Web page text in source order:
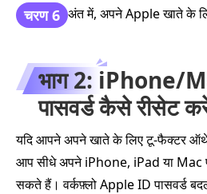
चरण 6 अंत में, अपने Apple खाते के
भाग 2: iPhone/
पासवर्ड कैसे रीसेट
यदि आपने अपने खाते के लिए टू‑फैक्टर
आप सीधे अपने iPhone, iPad या Mac
सकते हैं। वर्कफ़्लो Apple ID पासवर्ड